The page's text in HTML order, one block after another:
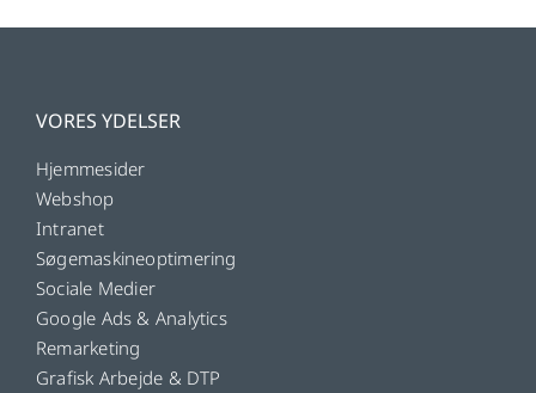
VORES YDELSER
Hjemmesider
Webshop
Intranet
Søgemaskineoptimering
Sociale Medier
Google Ads & Analytics
Remarketing
Grafisk Arbejde & DTP